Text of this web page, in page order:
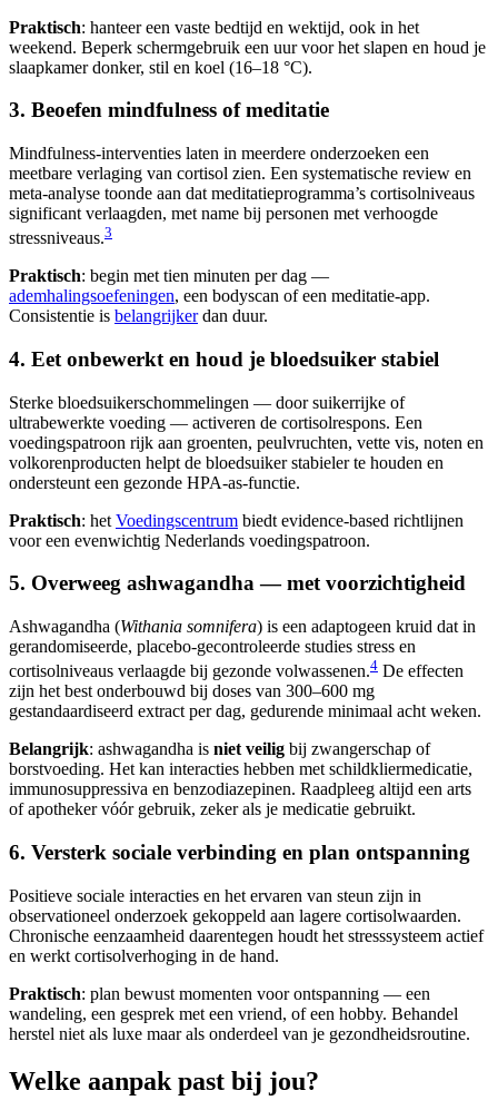
Praktisch: hanteer een vaste bedtijd en wektijd, ook in het
weekend. Beperk schermgebruik een uur voor het slapen en houd je
slaapkamer donker, stil en koel (16–18 °C).
3. Beoefen mindfulness of meditatie
Mindfulness-interventies laten in meerdere onderzoeken een
meetbare verlaging van cortisol zien. Een systematische review en
meta-analyse toonde aan dat meditatieprogramma’s cortisolniveaus
significant verlaagden, met name bij personen met verhoogde
stressniveaus.3
Praktisch: begin met tien minuten per dag —
ademhalingsoefeningen, een bodyscan of een meditatie-app.
Consistentie is belangrijkerdan duur.
4. Eet onbewerkt en houd je bloedsuiker stabiel
Sterke bloedsuikerschommelingen — door suikerrijke of
ultrabewerkte voeding — activeren de cortisolrespons. Een
voedingspatroon rijk aan groenten, peulvruchten, vette vis, noten en
volkorenproducten helpt de bloedsuiker stabieler te houden en
ondersteunt een gezonde HPA-as-functie.
Praktisch: het Voedingscentrum biedt evidence-based richtlijnen
voor een evenwichtig Nederlands voedingspatroon.
5. Overweeg ashwagandha — met voorzichtigheid
Ashwagandha (Withania somnifera) is een adaptogeen kruid dat in
gerandomiseerde, placebo-gecontroleerde studies stress en
cortisolniveaus verlaagde bij gezonde volwassenen.4 De effecten
zijn het best onderbouwd bij doses van 300–600 mg
gestandaardiseerd extract per dag, gedurende minimaal acht weken.
Belangrijk: ashwagandha is niet veilig bij zwangerschap of
borstvoeding. Het kan interacties hebben met schildkliermedicatie,
immunosuppressiva en benzodiazepinen. Raadpleeg altijd een arts
of apotheker vóór gebruik, zeker als je medicatie gebruikt.
6. Versterk sociale verbinding en plan ontspanning
Positieve sociale interacties en het ervaren van steun zijn in
observationeel onderzoek gekoppeld aan lagere cortisolwaarden.
Chronische eenzaamheid daarentegen houdt het stresssysteem actief
en werkt cortisolverhoging in de hand.
Praktisch: plan bewust momenten voor ontspanning — een
wandeling, een gesprek met een vriend, of een hobby. Behandel
herstel niet als luxe maar als onderdeel van je gezondheidsroutine.
Welke aanpak past bij jou?